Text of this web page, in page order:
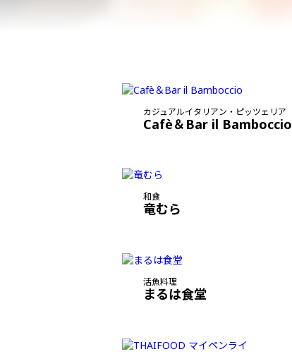
カジュアルイタリアン・ピッツェリア
Cafè＆Bar il Bamboccio
和食
竜むら
活魚料理
まるは食堂